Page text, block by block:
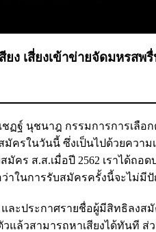
ง เสี่ยงเข้าข่ายจัดมหรสพ​
ชฏฐ์​ นุชนาฎ กรรมการ​การเลือ
ครในวันนี้​ ซึ่งเป็นไปด้วยความเ
คร ส.ส.เมื่อปี​ 2562 เราได้ถอด
ว่าในการรับสมัครครั้งนี้จะไม่มี
ะประกาศรายชื่อผู้มีสิทธิลงสมั
แล้วสามารถหาเสียงได้ทันที​ ส่